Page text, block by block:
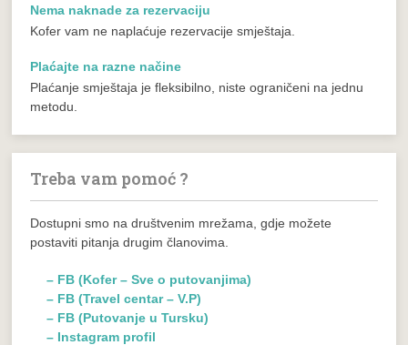
Nema naknade za rezervaciju
Kofer vam ne naplaćuje rezervacije smještaja.
Plaćajte na razne načine
Plaćanje smještaja je fleksibilno, niste ograničeni na jednu
metodu.
Treba vam pomoć ?
Dostupni smo na društvenim mrežama, gdje možete
postaviti pitanja drugim članovima.
– FB (Kofer – Sve o putovanjima)
– FB (Travel centar – V.P)
– FB (Putovanje u Tursku)
– Instagram profil